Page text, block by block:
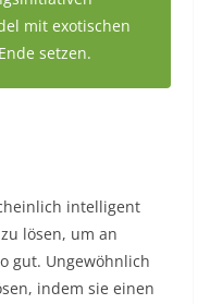
mit exotischen
setzen.
intelligent
lösen, um an
gut. Ungewöhnlich
indem sie einen